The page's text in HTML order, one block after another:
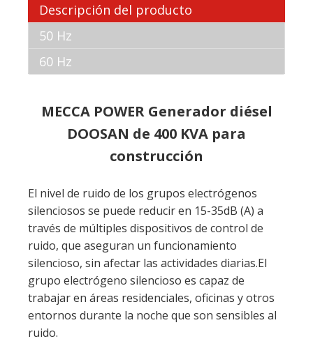
Descripción del producto
50 Hz
60 Hz
MECCA POWER Generador diésel
DOOSAN de 400 KVA para
construcción
El nivel de ruido de los grupos electrógenos
silenciosos se puede reducir en 15-35dB (A) a
través de múltiples dispositivos de control de
ruido, que aseguran un funcionamiento
silencioso, sin afectar las actividades diarias.El
grupo electrógeno silencioso es capaz de
trabajar en áreas residenciales, oficinas y otros
entornos durante la noche que son sensibles al
ruido.